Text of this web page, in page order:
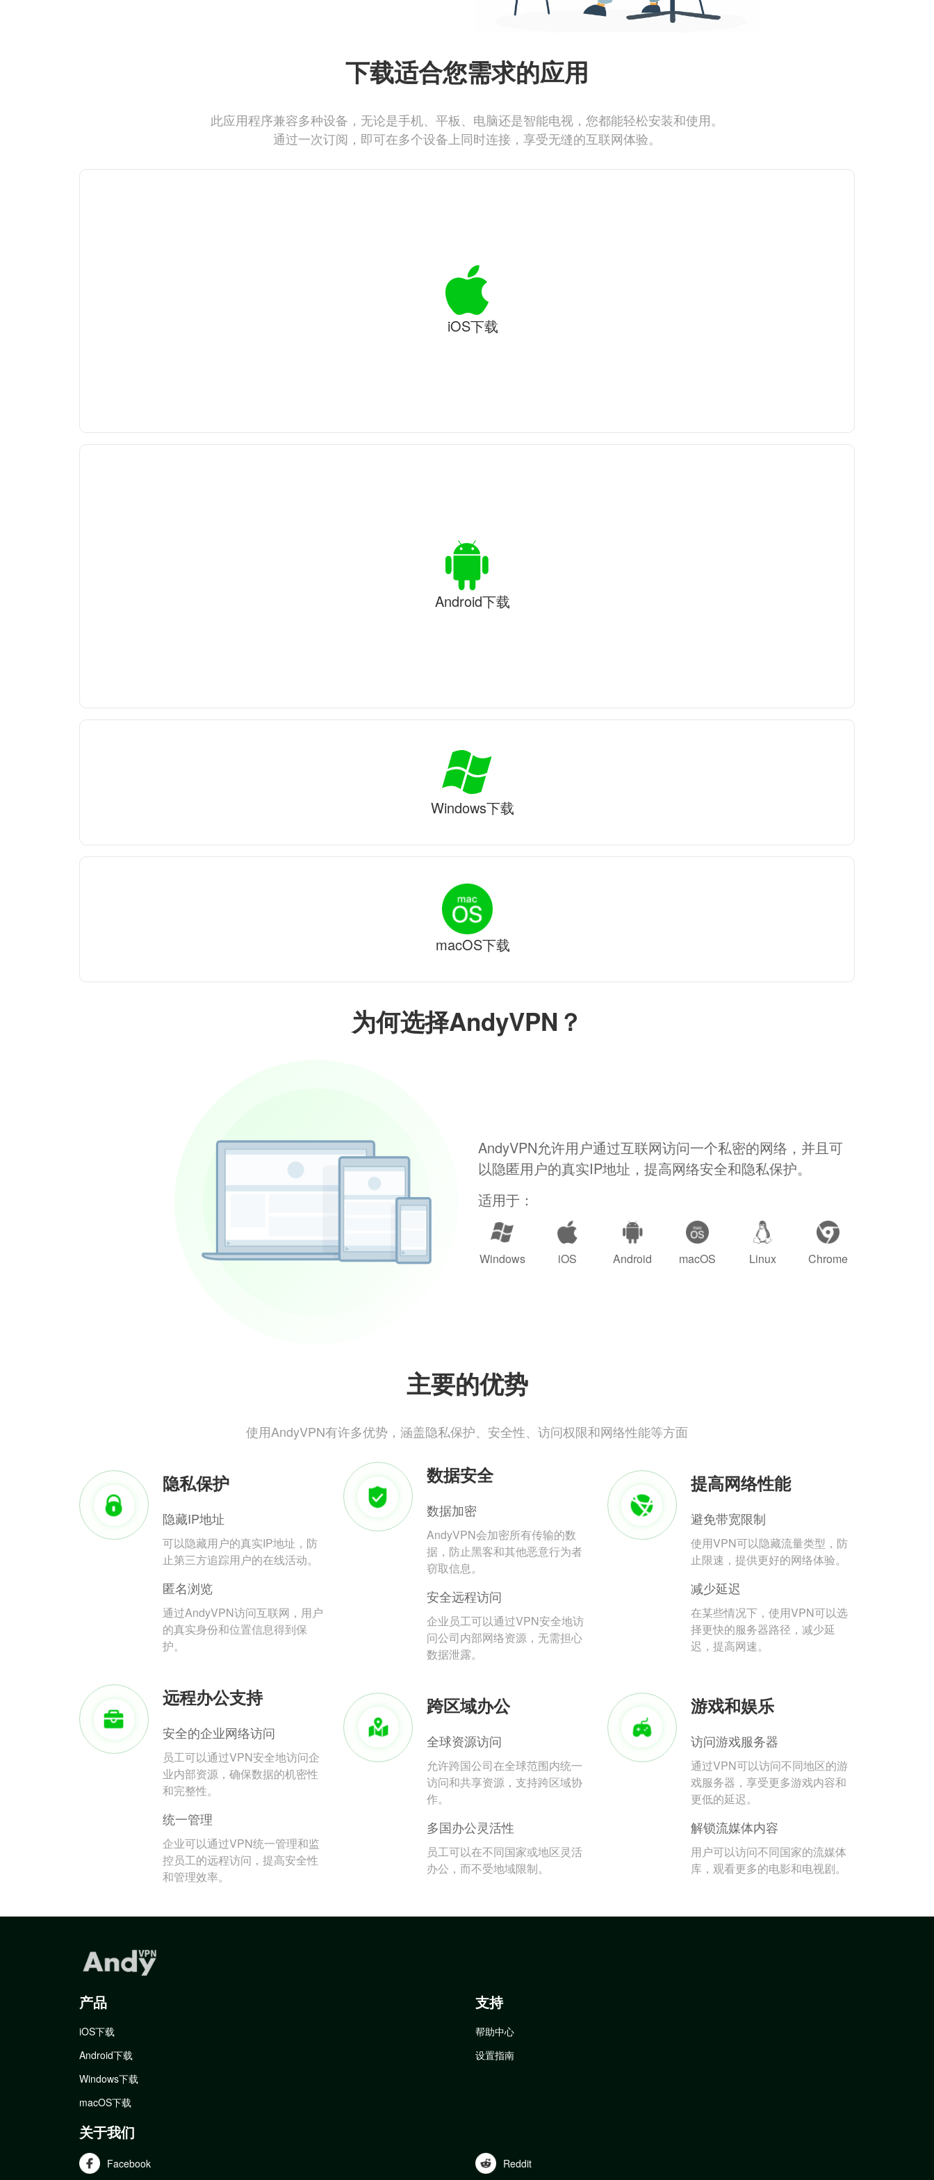
为何选择AndyVPN？
AndyVPN允许用户通过互联网访问一个私密的网络，并且可
以隐匿用户的真实IP地址，提高网络安全和隐私保护。
适用于：
Windows iOS Android macOS Linux Chrome
主要的优势
使用AndyVPN有许多优势，涵盖隐私保护、安全性、访问权限和网络性能等方面
隐私保护
隐藏IP地址
可以隐藏用户的真实IP地址，防
止第三方追踪用户的在线活动。
匿名浏览
通过AndyVPN访问互联网，用户
的真实身份和位置信息得到保
护。
数据安全
数据加密
AndyVPN会加密所有传输的数
据，防止黑客和其他恶意行为者
窃取信息。
安全远程访问
企业员工可以通过VPN安全地访
问公司内部网络资源，无需担心
数据泄露。
提高网络性能
避免带宽限制
使用VPN可以隐藏流量类型，防
止限速，提供更好的网络体验。
减少延迟
在某些情况下，使用VPN可以选
择更快的服务器路径，减少延
迟，提高网速。
远程办公支持
安全的企业网络访问
员工可以通过VPN安全地访问企
业内部资源，确保数据的机密性
和完整性。
统一管理
企业可以通过VPN统一管理和监
控员工的远程访问，提高安全性
和管理效率。
跨区域办公
全球资源访问
允许跨国公司在全球范围内统一
访问和共享资源，支持跨区域协
作。
多国办公灵活性
员工可以在不同国家或地区灵活
办公，而不受地域限制。
游戏和娱乐
访问游戏服务器
通过VPN可以访问不同地区的游
戏服务器，享受更多游戏内容和
更低的延迟。
解锁流媒体内容
用户可以访问不同国家的流媒体
库，观看更多的电影和电视剧。
下载适合您需求的应用
此应用程序兼容多种设备，无论是手机、平板、电脑还是智能电视，您都能轻松安装和使用。
通过一次订阅，即可在多个设备上同时连接，享受无缝的互联网体验。
iOS下载
Android下载
Windows下载
macOS下载
产品
iOS下载
Android下载
Windows下载
macOS下载
支持
帮助中心
设置指南
关于我们
Facebook Reddit